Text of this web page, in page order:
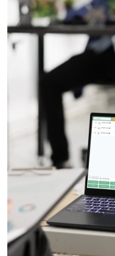
5/9/2025 1915 lượt
Tại sao bán hàng thủ
1834 lượt
Giải pháp cho hàng
1721 lượt
Làm sao biết mỗi ngày
5/9/2025 1691 lượt
Hướng dẫn ghi sổ kế
tư 152/2025/TT-BTC
1691 lượt
Menu Haidilao 2026:
Ngon Tiết Kiệm
18/5/2026